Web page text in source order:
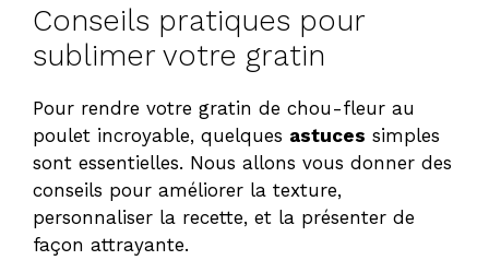
Conseils pratiques pour
sublimer votre gratin
Pour rendre votre gratin de chou-fleur au
poulet incroyable, quelques astuces simples
sont essentielles. Nous allons vous donner des
conseils pour améliorer la texture,
personnaliser la recette, et la présenter de
façon attrayante.